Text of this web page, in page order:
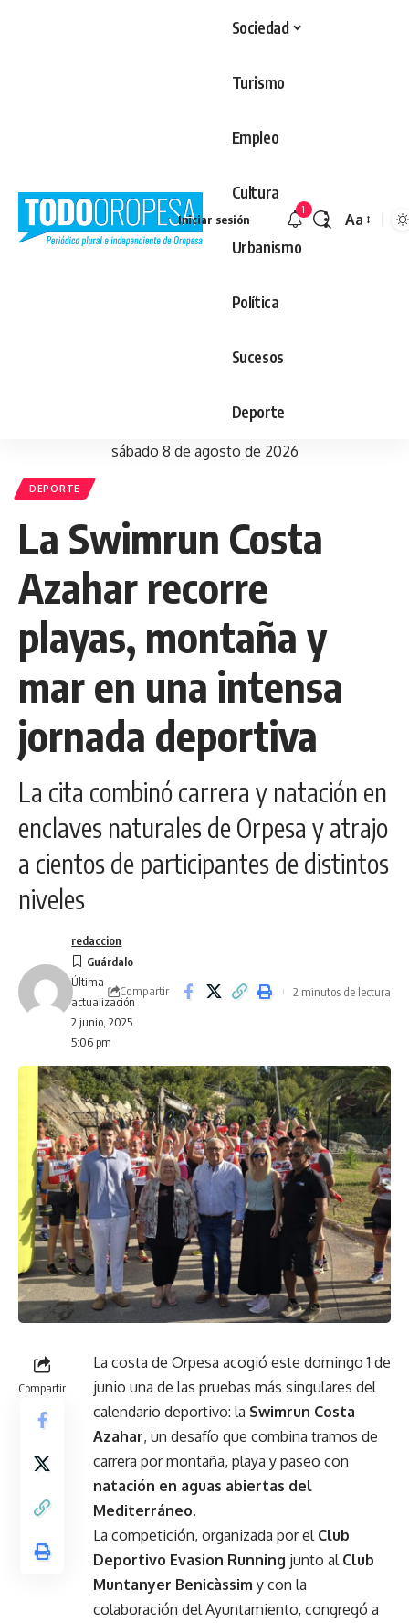
Sociedad
Turismo
Empleo
Cultura
Urbanismo
Política
Sucesos
Deporte
Iniciar sesión
1
Aa
sábado 8 de agosto de 2026
DEPORTE
La Swimrun Costa
Azahar recorre
playas, montaña y
mar en una intensa
jornada deportiva
La cita combinó carrera y natación en
enclaves naturales de Orpesa y atrajo
a cientos de participantes de distintos
niveles
Última
actualización
2 junio, 2025
5:06 pm
redaccion
Compartir 2 minutos de lectura
Compartir
La costa de Orpesa acogió este domingo 1 de
junio una de las pruebas más singulares del
calendario deportivo: la Swimrun Costa
Azahar, un desafío que combina tramos de
carrera por montaña, playa y paseo con
natación en aguas abiertas del
Mediterráneo.
La competición, organizada por el Club
Deportivo Evasion Running junto al Club
Muntanyer Benicàssim y con la
colaboración del Ayuntamiento, congregó a